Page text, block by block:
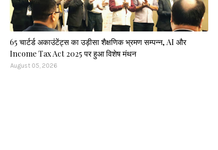
65 चार्टर्ड अकाउंटेंट्स का उड़ीसा शैक्षणिक भ्रमण सम्पन्न, AI और
Income Tax Act 2025 पर हुआ विशेष मंथन
August 05, 2026